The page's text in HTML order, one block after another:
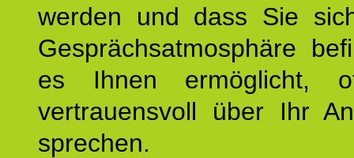
werden und dass Sie
Gesprächsatmosphäre
es Ihnen ermöglicht,
vertrauensvoll über Ihr
sprechen.